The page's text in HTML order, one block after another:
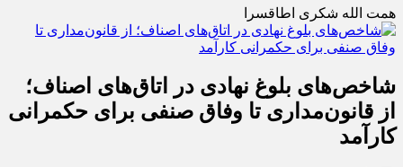
همت الله شکری اطاقسرا
شاخص‌های بلوغ نهادی در اتاق‌های اصناف؛
از قانون‌مداری تا وفاق صنفی برای حکمرانی
کارآمد